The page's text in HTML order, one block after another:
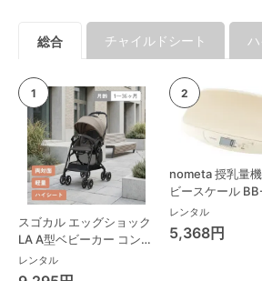
総合 チャイルドシート
スゴカル エッグショック
LA A型ベビーカー コンビ
(Combi)
レンタル
nometa 授乳量
ビースケール
ニタ(TANITA) ベ
ール・体重計
レンタル
5,368円